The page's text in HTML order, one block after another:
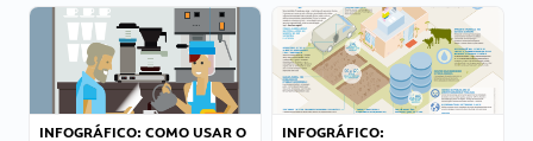
INFOGRÁFICO: COMO USAR O
INFOGRÁFICO: